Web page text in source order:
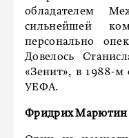
обладателем
сильнейшей
персонально
Довелось
«Зенит», в 1988-м
УЕФА.
Фридрих Марютин